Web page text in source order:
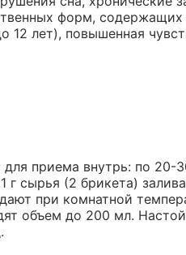
форм, содержащих
12 лет), повышенная
приема внутрь: по 20-
г сырья (2 брикета)
при комнатной
объем до 200 мл.